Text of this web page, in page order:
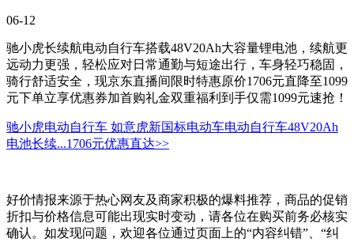
06-12
驰小虎长续航电动自行车搭载48V20Ah大容量锂电池，续航更
远动力更强，轻松应对日常通勤与短途出行，车身轻巧稳固，
骑行舒适安全，现京东直播间限时特惠原价1706元直降至1099
元下单立享优惠券加首购礼金双重福利到手仅需1099元速抢！
驰小虎电动自行车 如意虎新国标电动车电动自行车48V20Ah
电池长续...1706元优惠直达>>
好价情报来源于热心网友及商家积极的爆料推荐，商品的促销
折扣与价格信息可能出现实时变动，请各位在购买前务必核实
确认。如发现问题，欢迎各位通过页面上的“内容纠错”、“纠